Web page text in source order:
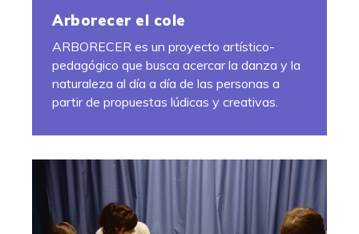
Arborecer el cole
ARBORECER es un proyecto artístico-
pedagógico que busca acercar la danza y la
naturaleza al día a día de las personas a
partir de propuestas lúdicas y creativas.